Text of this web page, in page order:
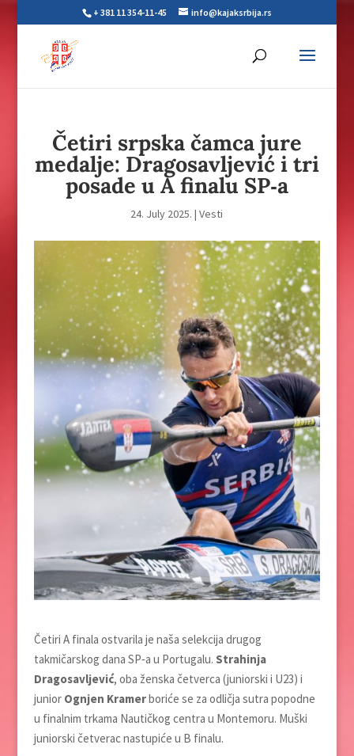
+ 381 11 354-11-45 info@kajaksrbija.rs
Četiri srpska čamca jure
medalje: Dragosavljević i tri
posade u A finalu SP‑a
24. July 2025. |Vesti
Četiri A finala ostvarila je naša selekcija drugog
takmičarskog dana SP‑a u Portugalu. Strahinja
Dragosavljević, oba ženska četverca (juniorski i U23) i
junior Ognjen Kramerboriće se za odličja sutra popodne
u finalnim trkama Nautičkog centra u Montemoru. Muški
juniorski četverac nastupiće u B finalu.